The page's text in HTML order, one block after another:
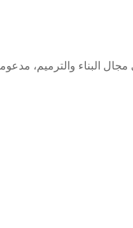
البناء والترميم،